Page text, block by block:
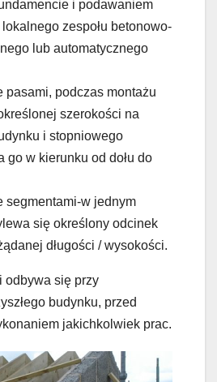
i podawaniem
zespołu betonowo-
lub automatycznego
pasami, podczas montażu
szerokości na
i stopniowego
go w kierunku od dołu do
segmentami-w jednym
się określony odcinek
długości / wysokości.
odbywa się przy
budynku, przed
jakichkolwiek prac.